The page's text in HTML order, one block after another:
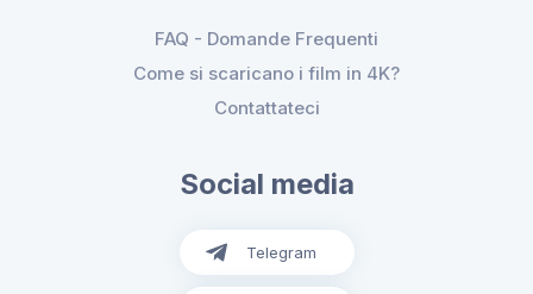
FAQ - Domande Frequenti
Come si scaricano i film in 4K?
Contattateci
Social media
Telegram